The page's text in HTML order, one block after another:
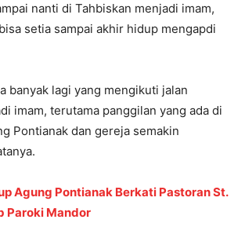
nanti di Tahbiskan menjadi imam,
setia sampai akhir hidup mengapdi
banyak lagi yang mengikuti jalan
imam, terutama panggilan yang ada di
Pontianak dan gereja semakin
Agung Pontianak Berkati Pastoran St.
Paroki Mandor